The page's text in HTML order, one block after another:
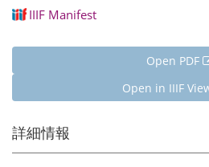
IIIF Manifest
Open PDF
Open in IIIF
詳細情報